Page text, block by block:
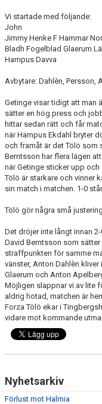
Vi startade med följande:
John
Jimmy Henke F Hammar
Bladh Fogelblad Glaerum
Hampus Davva
Avbytare: Dahlèn, Persson,
Getinge visar tidigt att man
sätter en hög press och
hittar sedan rätt och får
när Hampus Ekdahl bryter
och framåt är det Tölö som
Berntsson har flera lägen
när Getinge sticker upp och
Tölö är starkare och vinner
sin match i matchen. 1-0
Tölö gör några små
Det dröjer inte långt innan
David Berntsson som
straffpunkten för samme
vänster, Anton Dahlèn
Glaerum och Anton
Möjligen slappnar vi av lite
aldrig hotad, matchen är
Forza Tölö ekar i
vidare mot kommande
Nyhetsarkiv
Förlust mot Halmia